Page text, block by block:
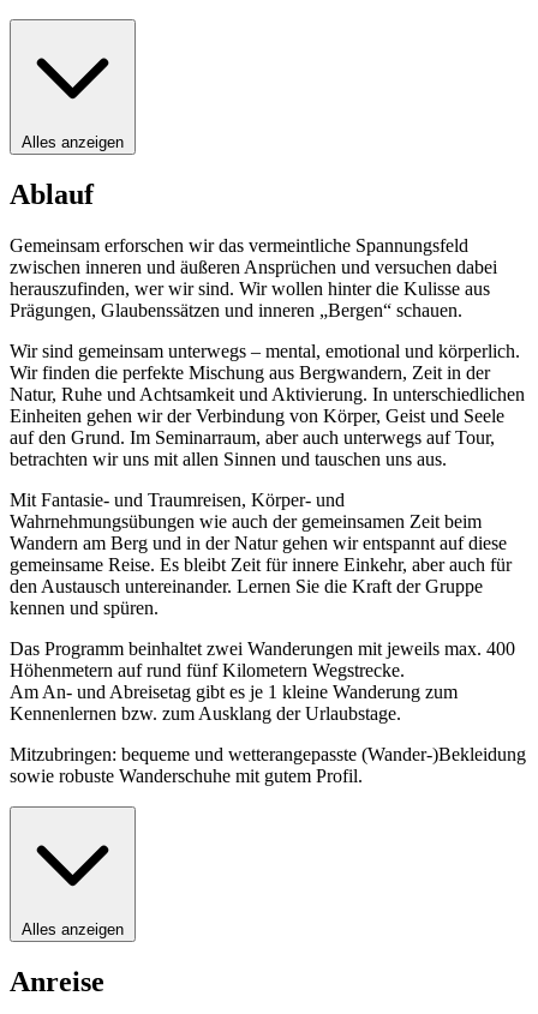
Alles anzeigen
Ablauf
Gemeinsam erforschen wir das vermeintliche Spannungsfeld
zwischen inneren und äußeren Ansprüchen und versuchen dabei
herauszufinden, wer wir sind. Wir wollen hinter die Kulisse aus
Prägungen, Glaubenssätzen und inneren „Bergen“ schauen.
Wir sind gemeinsam unterwegs – mental, emotional und körperlich.
Wir finden die perfekte Mischung aus Bergwandern, Zeit in der
Natur, Ruhe und Achtsamkeit und Aktivierung. In unterschiedlichen
Einheiten gehen wir der Verbindung von Körper, Geist und Seele
auf den Grund. Im Seminarraum, aber auch unterwegs auf Tour,
betrachten wir uns mit allen Sinnen und tauschen uns aus.
Mit Fantasie- und Traumreisen, Körper- und
Wahrnehmungsübungen wie auch der gemeinsamen Zeit beim
Wandern am Berg und in der Natur gehen wir entspannt auf diese
gemeinsame Reise. Es bleibt Zeit für innere Einkehr, aber auch für
den Austausch untereinander. Lernen Sie die Kraft der Gruppe
kennen und spüren.
Das Programm beinhaltet zwei Wanderungen mit jeweils max. 400
Höhenmetern auf rund fünf Kilometern Wegstrecke.
Am An- und Abreisetag gibt es je 1 kleine Wanderung zum
Kennenlernen bzw. zum Ausklang der Urlaubstage.
Mitzubringen: bequeme und wetterangepasste (Wander-)Bekleidung
sowie robuste Wanderschuhe mit gutem Profil.
Alles anzeigen
Anreise